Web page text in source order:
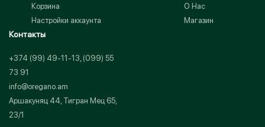
Корзина
Настройки аккаунта
О Нас
Магазин
Контакты
+374 (99) 49-11-13, (099) 55
73 91
info@oregano.am
Аршакуняц 44, Тигран Мец 65,
23/1